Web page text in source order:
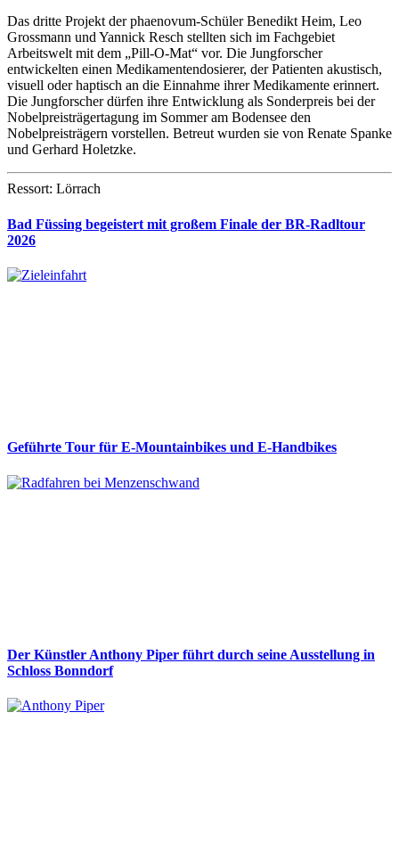
Das dritte Projekt der phaenovum-Schüler Benedikt Heim, Leo
Grossmann und Yannick Resch stellten sich im Fachgebiet
Arbeitswelt mit dem „Pill-O-Mat“ vor. Die Jungforscher
entwickelten einen Medikamentendosierer, der Patienten akustisch,
visuell oder haptisch an die Einnahme ihrer Medikamente erinnert.
Die Jungforscher dürfen ihre Entwicklung als Sonderpreis bei der
Nobelpreisträgertagung im Sommer am Bodensee den
Nobelpreisträgern vorstellen. Betreut wurden sie von Renate Spanke
und Gerhard Holetzke.
Ressort: Lörrach
Bad Füssing begeistert mit großem Finale der BR-Radltour
2026
Geführte Tour für E-Mountainbikes und E-Handbikes
Der Künstler Anthony Piper führt durch seine Ausstellung in
Schloss Bonndorf